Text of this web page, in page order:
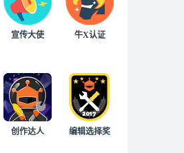
宣传大使 牛X认证
创作达人 编辑选择奖